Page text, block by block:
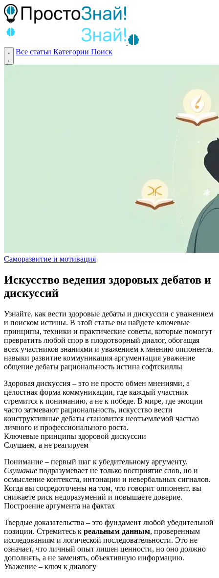
Все статьи Категории Поиск
Саморазвитие и мотивация
Искусство ведения здоровых дебатов и
дискуссий
Узнайте, как вести здоровые дебаты и дискуссии с уважением
и поиском истины. В этой статье вы найдете ключевые
принципы, техники и практические советы, которые помогут
превратить любой спор в плодотворный диалог, обогащая
всех участников знаниями и уважением к мнению оппонента.
навыки развитие коммуникация аргументация уважение
общение дебаты рациональность истина софтскиллы
Здоровая дискуссия – это не просто обмен мнениями, а
целостная форма коммуникации, где каждый участник
стремится к пониманию, а не к победе. В мире, где эмоции
часто затмевают рациональность, искусство вести
конструктивные дебаты становится неотъемлемой частью
личного и профессионального роста.
Ключевые принципы здоровой дискуссии
Слушаем, а не реагируем
Понимание – первый шаг к убедительному аргументу.
Слушание подразумевает не только восприятие слов, но и
осмысление контекста, интонации и невербальных сигналов.
Когда вы сосредоточены на том, что говорит оппонент, вы
снижаете риск недоразумений и повышаете доверие.
Построение аргумента на фактах
Твердые доказательства – это фундамент любой убедительной
позиции. Стремитесь к реальным данным, проверенным
исследованиям и логической последовательности. Это не
означает, что личный опыт лишен ценности, но оно должно
дополнять, а не заменять, объективную информацию.
Уважение – ключ к диалогу